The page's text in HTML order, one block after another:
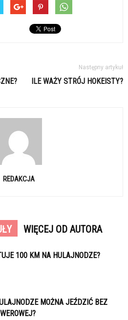
Następny artykuł
ILE WAŻY STRÓJ HOKEISTY?
REDAKCJA
WIĘCEJ OD AUTORA
100 KM NA HULAJNODZE?
MOŻNA JEŹDZIĆ BEZ